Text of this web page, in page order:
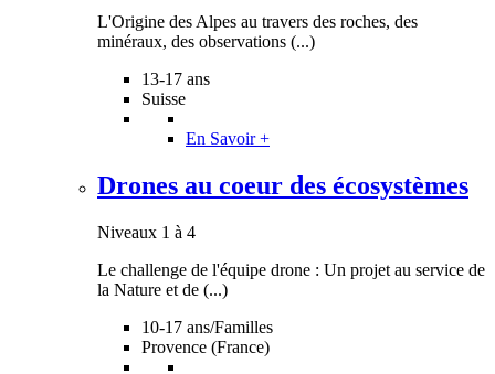
Au Kirghizstan venez éviter l'extinction de ce félin. Un voyage
utile avec du trek, de l'équitation facile pour l'observation d'une
flore et faune (...)En Savoir +
Sur les Traces du Lynx au Montenegro
Niveaux 2 à 4
Séjour adultes (à partir de 16 ans accompagné) de recherche
des montagnes (...)En Savoir +
L'Origine des Alpes au travers des roches, des
minéraux, des observations (...)
13-17 ans
Suisse
En Savoir +
Drones au coeur des écosystèmes
Niveaux 1 à 4
Le challenge de l'équipe drone : Un projet au service de
la Nature et de (...)
10-17 ans/Familles
Provence (France)